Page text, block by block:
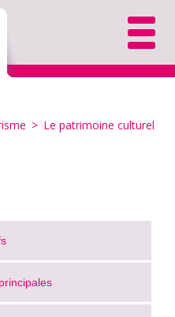
> Le patrimoine culturel